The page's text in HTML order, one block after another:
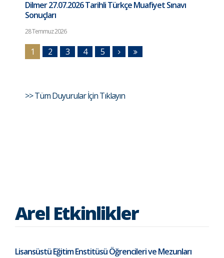
Dilmer 27.07.2026 Tarihli Türkçe Muafiyet Sınavı
Sonuçları
28 Temmuz 2026
1 2 3 4 5
>> Tüm Duyurular İçin Tıklayın
Arel Etkinlikler
Lisansüstü Eğitim Enstitüsü Öğrencileri ve Mezunları